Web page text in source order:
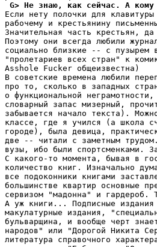
G> Не знаю, как сейчас. А кому
Если нету полочки для
рабочему и крестьянину
Значительная часть крестьян,
Поэтому они всегда любили
социально близкие -- с пузырем
"пролетариев всех стран" к
Asshole Fucker общеизвестна)
В советские времена любили
про то, сколько в западных
о функциональной
словарный запас мизерный,
забывается начало текста).
классе, где я учился (а школа
городе), была девица,
две -- читали с заметным
вузы, ибо были спортсменками.
С какого-то момента, бывая в
количество книг. Изначально
все подоконники книгами
большинстве квартир основные
сервизом "мадонна" и
А уж книги... Подписные
макулатурные издания,
бульварщина, и вообще черт
народов" или "Дорогой Никита
литература справочного